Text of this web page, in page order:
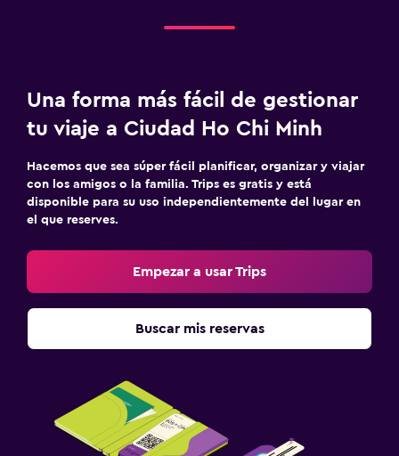
Una forma más fácil de gestionar
tu viaje a Ciudad Ho Chi Minh
Hacemos que sea súper fácil planificar, organizar y viajar
con los amigos o la familia. Trips es gratis y está
disponible para su uso independientemente del lugar en
el que reserves.
Empezar a usar Trips
Buscar mis reservas